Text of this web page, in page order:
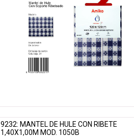
9232: MANTEL DE HULE CON RIBETE
1,40X1,00M MOD. 1050B